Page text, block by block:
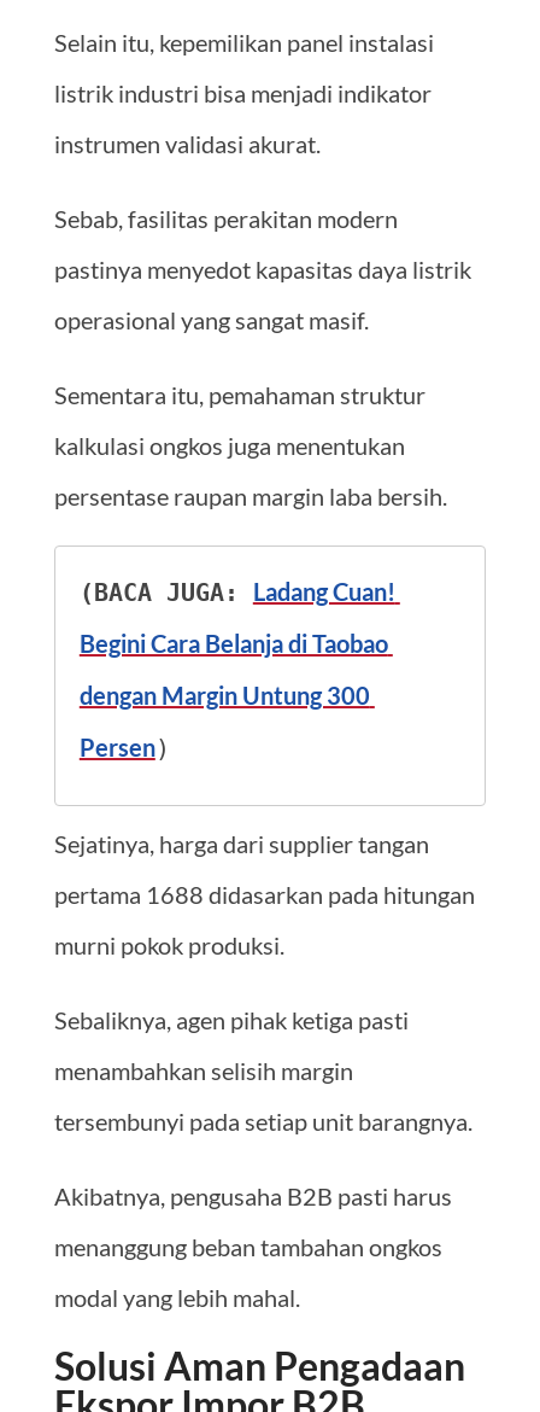
Selain itu, kepemilikan panel instalasi
listrik industri bisa menjadi indikator
instrumen validasi akurat.
Sebab, fasilitas perakitan modern
pastinya menyedot kapasitas daya listrik
operasional yang sangat masif.
Sementara itu, pemahaman struktur
kalkulasi ongkos juga menentukan
persentase raupan margin laba bersih.
(BACA JUGA: Ladang Cuan!
Begini Cara Belanja di Taobao
dengan Margin Untung 300
Persen)
Sejatinya, harga dari supplier tangan
pertama 1688 didasarkan pada hitungan
murni pokok produksi.
Sebaliknya, agen pihak ketiga pasti
menambahkan selisih margin
tersembunyi pada setiap unit barangnya.
Akibatnya, pengusaha B2B pasti harus
menanggung beban tambahan ongkos
modal yang lebih mahal.
Solusi Aman Pengadaan